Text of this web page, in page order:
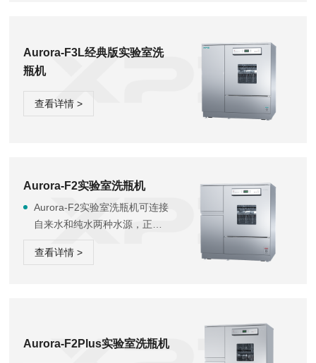
Aurora-F3L经典版实验室洗
瓶机
查看详情 >
Aurora-F2实验室洗瓶机
Aurora-F2实验室洗瓶机可连接
自来水和纯水两种水源，正常
清洁剂进行主洗，然后用纯水
查看详情 >
Aurora-F2Plus实验室洗瓶机